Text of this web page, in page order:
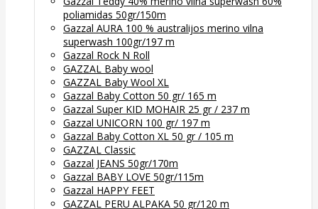
poliamidas 50gr/150m
Gazzal AURA 100 % australijos merino vilna
superwash 100gr/197 m
Gazzal Rock N Roll
GAZZAL Baby wool
GAZZAL Baby Wool XL
Gazzal Baby Cotton 50 gr/ 165 m
Gazzal Super KID MOHAIR 25 gr / 237 m
Gazzal UNICORN 100 gr/ 197 m
Gazzal Baby Cotton XL 50 gr / 105 m
GAZZAL Classic
Gazzal JEANS 50gr/170m
Gazzal BABY LOVE 50gr/115m
Gazzal HAPPY FEET
GAZZAL PERU ALPAKA 50 gr/120 m